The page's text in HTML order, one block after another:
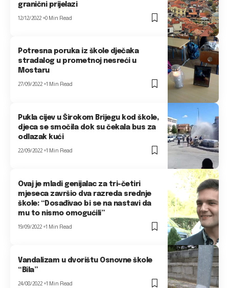
granični prijelazi
12/12/2022 0 Min Read
Potresna poruka iz škole dječaka
stradalog u prometnoj nesreći u
Mostaru
27/09/2022 1 Min Read
Pukla cijev u Širokom Brijegu kod škole,
djeca se smočila dok su čekala bus za
odlazak kući
22/09/2022 1 Min Read
Ovaj je mladi genijalac za tri-četiri
mjeseca završio dva razreda srednje
škole: “Dosađivao bi se na nastavi da
mu to nismo omogućili”
19/09/2022 1 Min Read
Vandalizam u dvorištu Osnovne škole
“Bila”
24/08/2022 1 Min Read